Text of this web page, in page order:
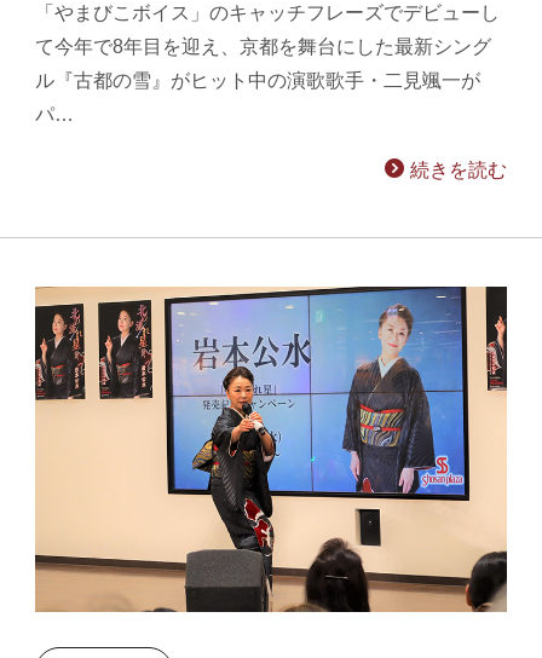
「やまびこボイス」のキャッチフレーズでデビューし
て今年で8年目を迎え、京都を舞台にした最新シング
ル『古都の雪』がヒット中の演歌歌手・二見颯一が
パ…
続きを読む